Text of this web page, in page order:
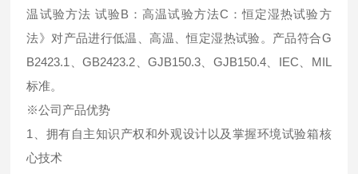
温试验方法 试验B：高温试验方法C：恒定湿热试验方
法》对产品进行低温、高温、恒定湿热试验。产品符合G
B2423.1、GB2423.2、GJB150.3、GJB150.4、IEC、MIL
标准。
※公司产品优势
1、拥有自主知识产权和外观设计以及掌握环境试验箱核
心技术